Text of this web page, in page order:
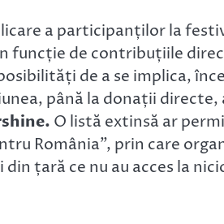
a participanților la
funcție de contribuțiile
de a se implica,
până la donații
O listă extinsă ar
România”, prin care
țară ce nu au acces la